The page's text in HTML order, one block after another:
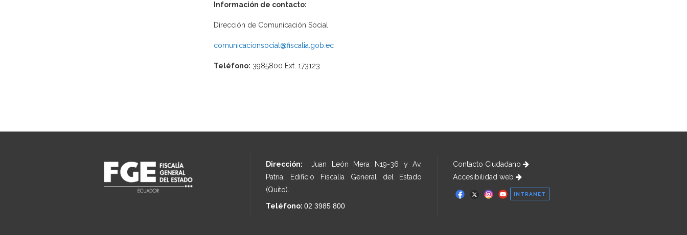
Información de contacto:
Dirección de Comunicación Social
comunicacionsocial@fiscalia.gob.ec
Teléfono: 3985800 Ext. 173123
Dirección: Juan León Mera N19-36 y Av.
Patria, Edificio Fiscalía General del Estado
(Quito).
Teléfono: 02 3985 800
Contacto Ciudadano
Accesibilidad web
INTRANET